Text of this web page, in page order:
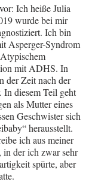
Ich heiße Julia
wurde bei mir
Ich bin
Asperger-Syndrom
mit ADHS. In
der Zeit nach der
In diesem Teil geht
als Mutter eines
Geschwister sich
herausstellt.
ich aus meiner
in der ich zwar sehr
spürte, aber